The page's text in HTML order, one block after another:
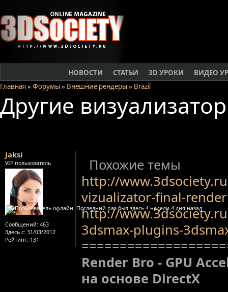
НОВОСТИ СТАТЬИ 3D УРОКИ
ВИДЕО
Главная» Форумы» Внешние рендеры» Brazil
Другие
Jaksi
VIP пользователь
Сообщений: 463
Здесь с: 31/03/2012
Рейтинг: 131
Похожие темы
http://
vizualizator-final-render
http://
3dsmax-plugins-
Render Bro - GPU
на основе DirectX